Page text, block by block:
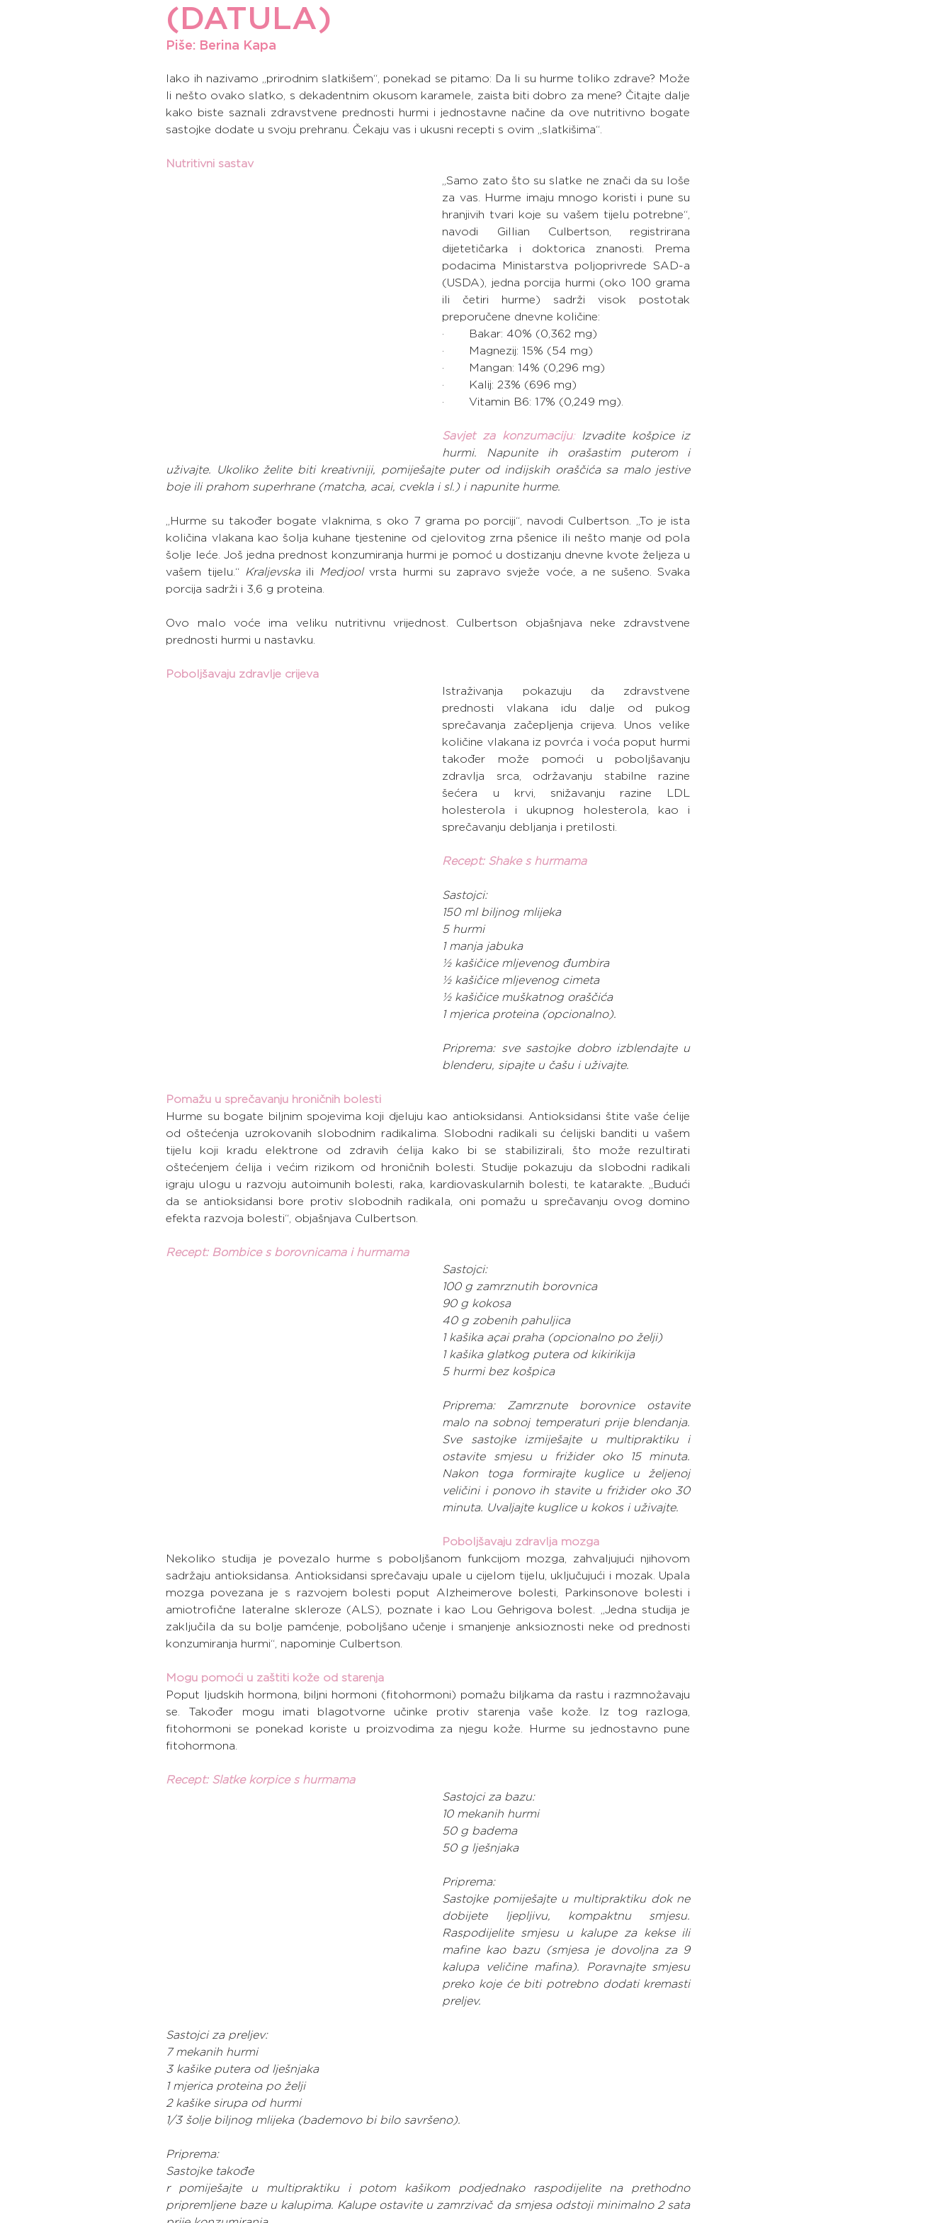
(DATULA)
Piše: Berina Kapa
Iako ih nazivamo „prirodnim slatkišem“, ponekad se pitamo: Da li su hurme toliko zdrave? Može
li nešto ovako slatko, s dekadentnim okusom karamele, zaista biti dobro za mene? Čitajte dalje
kako biste saznali zdravstvene prednosti hurmi i jednostavne načine da ove nutritivno bogate
sastojke dodate u svoju prehranu. Čekaju vas i ukusni recepti s ovim „slatkišima“.
Nutritivni sastav
„Samo zato što su slatke ne znači da su loše
za vas. Hurme imaju mnogo koristi i pune su
hranjivih tvari koje su vašem tijelu potrebne“,
navodi Gillian Culbertson, registrirana
dijetetičarka i doktorica znanosti. Prema
podacima Ministarstva poljoprivrede SAD-a
(USDA), jedna porcija hurmi (oko 100 grama
ili četiri hurme) sadrži visok postotak
preporučene dnevne količine:
·       Bakar: 40% (0,362 mg)
·       Magnezij: 15% (54 mg)
·       Mangan: 14% (0,296 mg)
·       Kalij: 23% (696 mg)
·       Vitamin B6: 17% (0,249 mg).
Savjet za konzumaciju: Izvadite košpice iz
hurmi. Napunite ih orašastim puterom i
uživajte. Ukoliko želite biti kreativniji, pomiješajte puter od indijskih oraščića sa malo jestive
boje ili prahom superhrane (matcha, acai, cvekla i sl.) i napunite hurme.
„Hurme su također bogate vlaknima, s oko 7 grama po porciji“, navodi Culbertson. „To je ista
količina vlakana kao šolja kuhane tjestenine od cjelovitog zrna pšenice ili nešto manje od pola
šolje leće. Još jedna prednost konzumiranja hurmi je pomoć u dostizanju dnevne kvote željeza u
vašem tijelu.“ Kraljevska ili Medjool vrsta hurmi su zapravo svježe voće, a ne sušeno. Svaka
porcija sadrži i 3,6 g proteina.
Ovo malo voće ima veliku nutritivnu vrijednost. Culbertson objašnjava neke zdravstvene
prednosti hurmi u nastavku.
Poboljšavaju zdravlje crijeva
Istraživanja pokazuju da zdravstvene
prednosti vlakana idu dalje od pukog
sprečavanja začepljenja crijeva. Unos velike
količine vlakana iz povrća i voća poput hurmi
također može pomoći u poboljšavanju
zdravlja srca, održavanju stabilne razine
šećera u krvi, snižavanju razine LDL
holesterola i ukupnog holesterola, kao i
sprečavanju debljanja i pretilosti.
Recept: Shake s hurmama
Sastojci:
150 ml biljnog mlijeka
5 hurmi
1 manja jabuka
½ kašičice mljevenog đumbira
½ kašičice mljevenog cimeta
½ kašičice muškatnog oraščića
1 mjerica proteina (opcionalno).
Priprema: sve sastojke dobro izblendajte u
blenderu, sipajte u čašu i uživajte.
Pomažu u sprečavanju hroničnih bolesti
Hurme su bogate biljnim spojevima koji djeluju kao antioksidansi. Antioksidansi štite vaše ćelije
od oštećenja uzrokovanih slobodnim radikalima. Slobodni radikali su ćelijski banditi u vašem
tijelu koji kradu elektrone od zdravih ćelija kako bi se stabilizirali, što može rezultirati
oštećenjem ćelija i većim rizikom od hroničnih bolesti. Studije pokazuju da slobodni radikali
igraju ulogu u razvoju autoimunih bolesti, raka, kardiovaskularnih bolesti, te katarakte. „Budući
da se antioksidansi bore protiv slobodnih radikala, oni pomažu u sprečavanju ovog domino
efekta razvoja bolesti“, objašnjava Culbertson.
Recept: Bombice s borovnicama i hurmama
Sastojci:
100 g zamrznutih borovnica
90 g kokosa
40 g zobenih pahuljica
1 kašika açai praha (opcionalno po želji)
1 kašika glatkog putera od kikirikija
5 hurmi bez košpica
Priprema: Zamrznute borovnice ostavite
malo na sobnoj temperaturi prije blendanja.
Sve sastojke izmiješajte u multipraktiku i
ostavite smjesu u frižider oko 15 minuta.
Nakon toga formirajte kuglice u željenoj
veličini i ponovo ih stavite u frižider oko 30
minuta. Uvaljajte kuglice u kokos i uživajte.
Poboljšavaju zdravlja mozga
Nekoliko studija je povezalo hurme s poboljšanom funkcijom mozga, zahvaljujući njihovom
sadržaju antioksidansa. Antioksidansi sprečavaju upale u cijelom tijelu, uključujući i mozak. Upala
mozga povezana je s razvojem bolesti poput Alzheimerove bolesti, Parkinsonove bolesti i
amiotrofične lateralne skleroze (ALS), poznate i kao Lou Gehrigova bolest. „Jedna studija je
zaključila da su bolje pamćenje, poboljšano učenje i smanjenje anksioznosti neke od prednosti
konzumiranja hurmi“, napominje Culbertson.
Mogu pomoći u zaštiti kože od starenja
Poput ljudskih hormona, biljni hormoni (fitohormoni) pomažu biljkama da rastu i razmnožavaju
se. Također mogu imati blagotvorne učinke protiv starenja vaše kože. Iz tog razloga,
fitohormoni se ponekad koriste u proizvodima za njegu kože. Hurme su jednostavno pune
fitohormona.
Recept: Slatke korpice s hurmama
Sastojci za bazu:
10 mekanih hurmi
50 g badema
50 g lješnjaka
Priprema:
Sastojke pomiješajte u multipraktiku dok ne
dobijete ljepljivu, kompaktnu smjesu.
Raspodijelite smjesu u kalupe za kekse ili
mafine kao bazu (smjesa je dovoljna za 9
kalupa veličine mafina). Poravnajte smjesu
preko koje će biti potrebno dodati kremasti
preljev.
Sastojci za preljev:
7 mekanih hurmi
3 kašike putera od lješnjaka
1 mjerica proteina po želji
2 kašike sirupa od hurmi
1/3 šolje biljnog mlijeka (bademovo bi bilo savršeno).
Priprema:
Sastojke takođe
r pomiješajte u multipraktiku i potom kašikom podjednako raspodijelite na prethodno
pripremljene baze u kalupima. Kalupe ostavite u zamrzivač da smjesa odstoji minimalno 2 sata